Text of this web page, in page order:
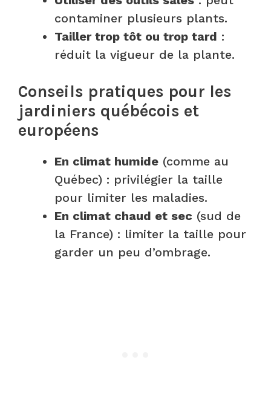
contaminer plusieurs plants.
Tailler trop tôt ou trop tard :
réduit la vigueur de la plante.
Conseils pratiques pour les
jardiniers québécois et
européens
En climat humide (comme au
Québec) : privilégier la taille
pour limiter les maladies.
En climat chaud et sec (sud de
la France) : limiter la taille pour
garder un peu d’ombrage.